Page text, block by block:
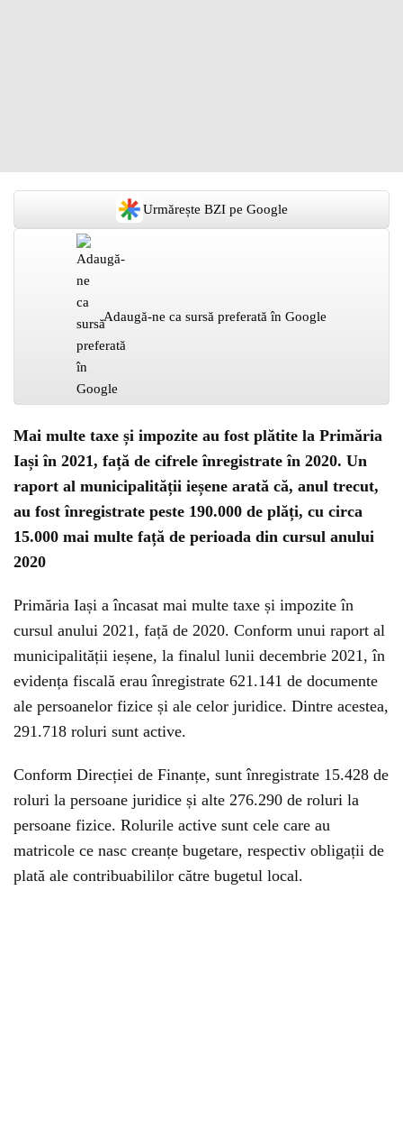
Urmărește BZI pe Google
Adaugă-ne ca sursă preferată în Google
Mai multe taxe și impozite au fost plătite la Primăria
Iași în 2021, față de cifrele înregistrate în 2020. Un
raport al municipalității ieșene arată că, anul trecut,
au fost înregistrate peste 190.000 de plăți, cu circa
15.000 mai multe față de perioada din cursul anului
2020
Primăria Iași a încasat mai multe taxe și impozite în
cursul anului 2021, față de 2020. Conform unui raport al
municipalității ieșene, la finalul lunii decembrie 2021, în
evidența fiscală erau înregistrate 621.141 de documente
ale persoanelor fizice și ale celor juridice. Dintre acestea,
291.718 roluri sunt active.
Conform Direcției de Finanțe, sunt înregistrate 15.428 de
roluri la persoane juridice și alte 276.290 de roluri la
persoane fizice. Rolurile active sunt cele care au
matricole ce nasc creanțe bugetare, respectiv obligații de
plată ale contribuabililor către bugetul local.